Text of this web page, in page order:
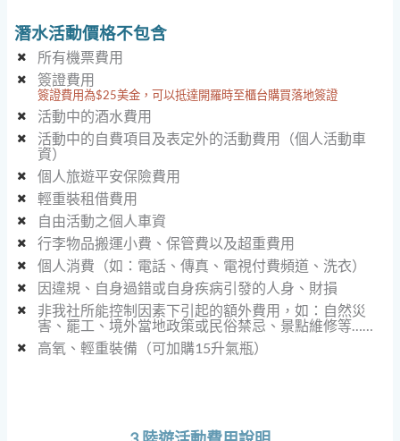
潛水活動價格不包含
所有機票費用
簽證費用
簽證費用為$25美金，可以抵達開羅時至櫃台購買落地簽證
活動中的酒水費用
活動中的自費項目及表定外的活動費用（個人活動車
資）
個人旅遊平安保險費用
輕重裝租借費用
自由活動之個人車資
行李物品搬運小費、保管費以及超重費用
個人消費（如：電話、傳真、電視付費頻道、洗衣）
因違規、自身過錯或自身疾病引發的人身、財損
非我社所能控制因素下引起的額外費用，如：自然災
害、罷工、境外當地政策或民俗禁忌、景點維修等……
高氧、輕重裝備（可加購15升氣瓶）